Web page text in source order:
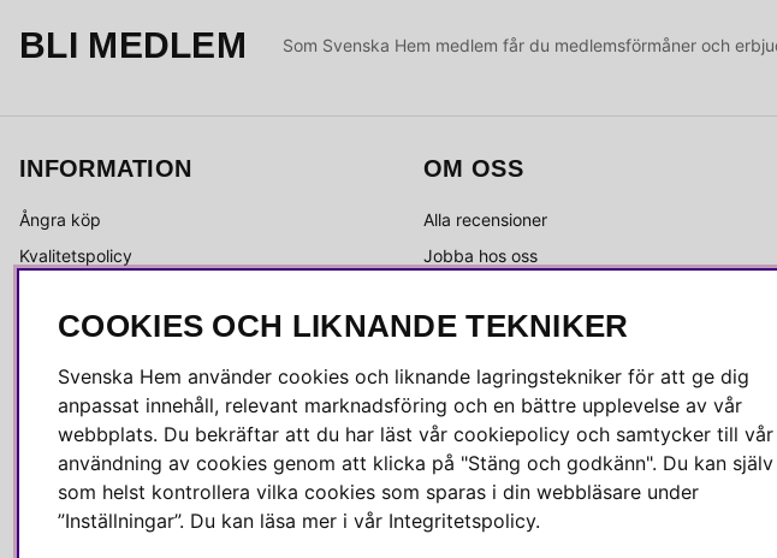
BLI MEDLEM Som Svenska Hem medlem får du medlemsförmåner och
INFORMATION
Ångra köp
Kvalitetspolicy
Köpvillkor
Reklamation & retur
Skötselråd
OM OSS
Alla recensioner
Jobba hos oss
Kundservice
Press & media
COOKIES OCH LIKNANDE TEKNIKER
Svenska Hem använder cookies och liknande lagringstekniker för att ge dig
anpassat innehåll, relevant marknadsföring och en bättre upplevelse av vår
webbplats. Du bekräftar att du har läst vår cookiepolicy och samtycker till vår
användning av cookies genom att klicka på "Stäng och godkänn". Du kan
som helst kontrollera vilka cookies som sparas i din webbläsare under
”Inställningar”. Du kan läsa mer i vår Integritetspolicy.